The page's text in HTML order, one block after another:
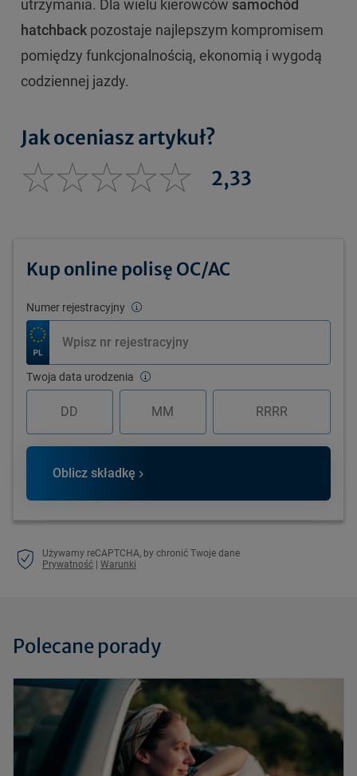
utrzymania. Dla wielu kierowców samochód
hatchback pozostaje najlepszym kompromisem
pomiędzy funkcjonalnością, ekonomią i wygodą
codziennej jazdy.
Jak oceniasz artykuł?
2,33
Kup online polisę OC/AC
Numer rejestracyjny
Twoja data urodzenia
Oblicz składkę
Używamy reCAPTCHA, by chronić Twoje dane
Prywatność | Warunki
Polecane porady